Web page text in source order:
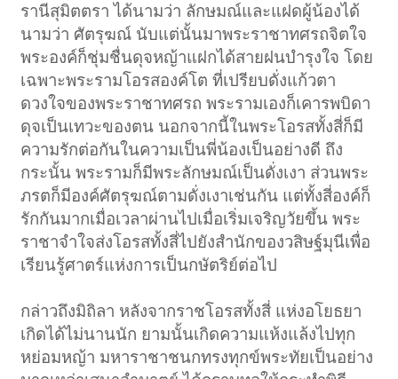
รานีสุมิตตรา ได้นามว่า ลักษมณ์และแฝดผู้น้องได้
นามว่า ศัตรุฆณ์ นับแต่นั้นมาพระราชาทศรถจิตใจ
พระองค์ก็ชุ่มชื่นดุจหญ้าแฝกได้สายฝนบำรุงใจ โดย
เฉพาะพระรามโอรสองค์โต ที่เปรียบดั่งแก้วตา
ดวงใจของพระราชาทศรถ พระรามเองก็เคารพบิดา
ดุจเป็นเทวะของตน นอกจากนี้ในพระโอรสทั้งสี่ก็มี
ความรักต่อกันในความเป็นพี่น้องเป็นอย่างดี ถึง
กระนั้น พระรามก็มีพระลักษมณ์เป็นดั่งเงา ส่วนพระ
ภรตก็มีองค์ศัตรุฆณ์ตามดั่งเงาเช่นกัน แต่ทั้งสี่องค์ก็
รักกันมากเมื่อเวลาผ่านไปเมื่อเริ่มเจริญวัยขึ้น พระ
ราชาจำใจส่งโอรสทั้งสี่ไปยังสำนักของวสิษฐ์มุนีเพื่อ
เรียนรู้ศาตร์แห่งการเป็นกษัตริย์ต่อไป
กล่าวถึงมิถิลา หลังจากราชโอรสทั้งสี่ แห่งอโยธยา
เกิดได้ไม่นานนัก ยามนั้นเกิดความแห้งแล้งไปทุก
หย่อมหญ้า มหาราชาชนกทรงทุกข์พระทัยเป็นอย่าง